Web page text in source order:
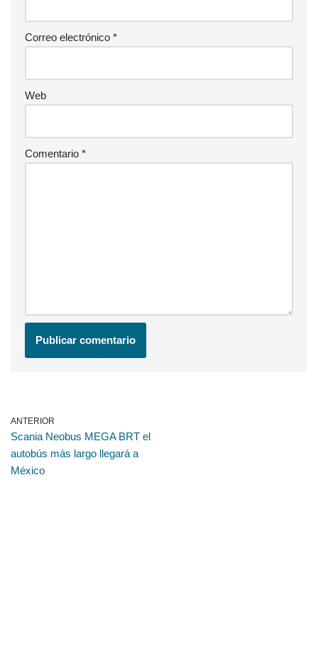
Correo electrónico *
Web
Comentario *
ANTERIOR
Scania Neobus MEGA BRT el
autobús más largo llegará a
México